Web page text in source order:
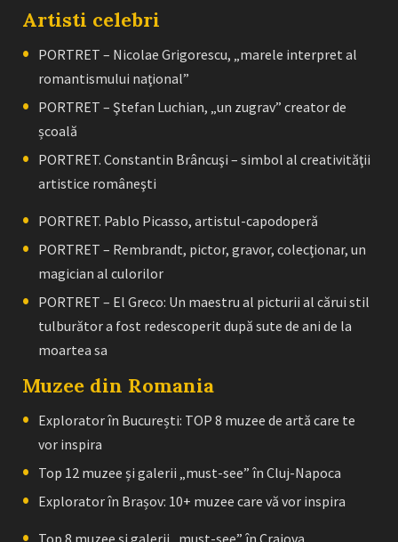
Artisti celebri
PORTRET – Nicolae Grigorescu, „marele interpret al
romantismului naţional”
PORTRET – Ştefan Luchian, „un zugrav” creator de
școală
PORTRET. Constantin Brâncuşi – simbol al creativităţii
artistice româneşti
PORTRET. Pablo Picasso, artistul-capodoperă
PORTRET – Rembrandt, pictor, gravor, colecţionar, un
magician al culorilor
PORTRET – El Greco: Un maestru al picturii al cărui stil
tulburător a fost redescoperit după sute de ani de la
moartea sa
Muzee din Romania
Explorator în București: TOP 8 muzee de artă care te
vor inspira
Top 12 muzee și galerii „must-see” în Cluj-Napoca
Explorator în Brașov: 10+ muzee care vă vor inspira
Top 8 muzee și galerii „must-see” în Craiova